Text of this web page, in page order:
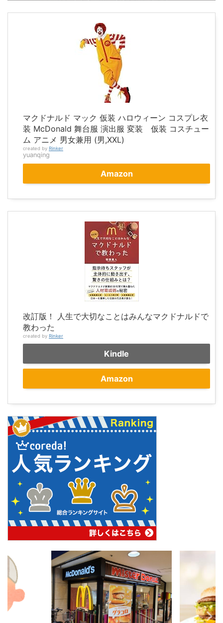
マクドナルド マック 仮装 ハロウィーン コスプレ衣
装 McDonald 舞台服 演出服 変装 仮装 コスチュー
ム アニメ 男女兼用 (男,XXL)
created by Rinker
yuanqing
Amazon
改訂版！ 人生で大切なことはみんなマクドナルドで
教わった
created by Rinker
Kindle
Amazon